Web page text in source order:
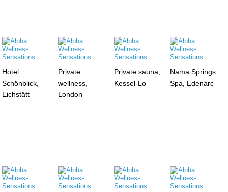
Hotel
Schönblick,
Eichstätt
Private
wellness,
London
Private sauna,
Kessel-Lo
Nama Springs
Spa, Edenarc